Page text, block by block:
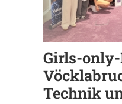
Girls-
Technik